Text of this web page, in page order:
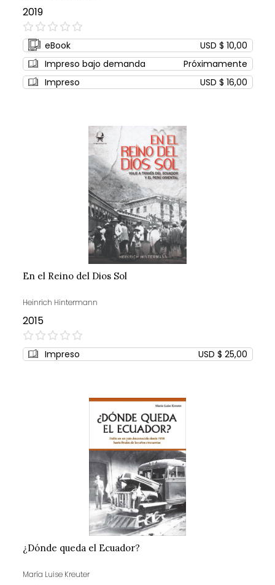
2019
0%
eBook
USD $ 10,00
Impreso bajo demanda
Próximamente
Impreso
USD $ 16,00
En el Reino del Dios Sol
Heinrich Hintermann
2015
0%
Impreso USD $ 25,00
¿Dónde queda el Ecuador?
María Luise Kreuter